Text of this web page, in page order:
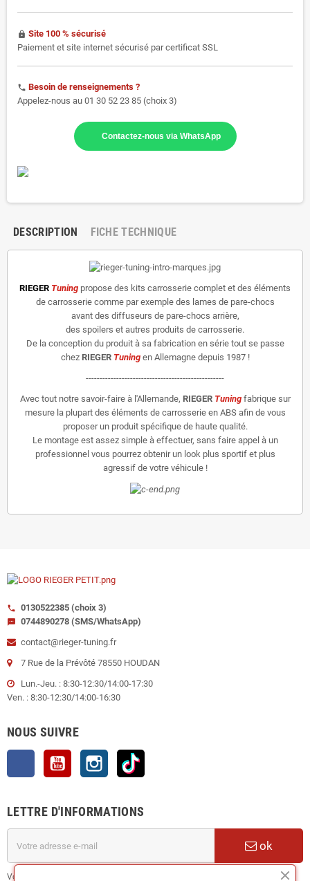
https Site 100 % sécurisé
Paiement et site internet sécurisé par certificat SSL
phone Besoin de renseignements ?
Appelez-nous au 01 30 52 23 85 (choix 3)
Contactez-nous via WhatsApp
DESCRIPTION FICHE TECHNIQUE
RIEGER Tuning propose des kits carrosserie complet et des éléments
de carrosserie comme par exemple des lames de pare-chocs
avant des diffuseurs de pare-chocs arrière,
des spoilers et autres produits de carrosserie.
De la conception du produit à sa fabrication en série tout se passe
chez RIEGER Tuningen Allemagne depuis 1987 !
--------------------------------------------------
Avec tout notre savoir-faire à l'Allemande, RIEGER Tuning fabrique sur
mesure la plupart des éléments de carrosserie en ABS afin de vous
proposer un produit spécifique de haute qualité.
Le montage est assez simple à effectuer, sans faire appel à un
professionnel vous pourrez obtenir un look plus sportif et plus
agressif de votre véhicule !
call 0130522385 (choix 3)
sms
0744890278 (SMS/WhatsApp)
contact@rieger-tuning.fr
7 Rue de la Prévôté 78550 HOUDAN
Lun.-Jeu. : 8:30-12:30/14:00-17:30
Ven. : 8:30-12:30/14:00-16:30
NOUS SUIVRE
Facebook YouTube Instagram
LETTRE D'INFORMATIONS
ok
Vous pouvez vous désinscrire à tout moment. Vous trouverez pour cela nos